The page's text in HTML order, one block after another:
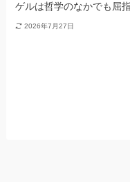
ゲルは哲学のなかでも屈
2026年7月27日